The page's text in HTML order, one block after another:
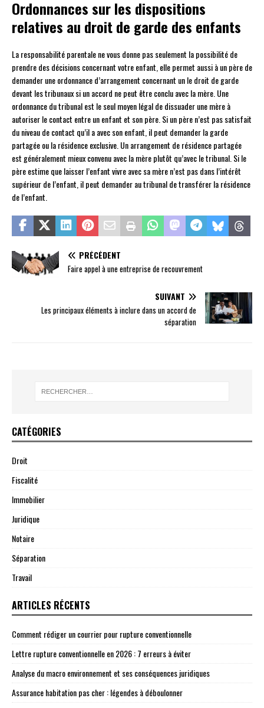
Ordonnances sur les dispositions
relatives au droit de garde des enfants
La responsabilité parentale ne vous donne pas seulement la possibilité de
prendre des décisions concernant votre enfant, elle permet aussi à un père de
demander une ordonnance d’arrangement concernant un le droit de garde
devant les tribunaux si un accord ne peut être conclu avec la mère. Une
ordonnance du tribunal est le seul moyen légal de dissuader une mère à
autoriser le contact entre un enfant et son père. Si un père n’est pas satisfait
du niveau de contact qu’il a avec son enfant, il peut demander la garde
partagée ou la résidence exclusive. Un arrangement de résidence partagée
est généralement mieux convenu avec la mère plutôt qu’avec le tribunal. Si le
père estime que laisser l’enfant vivre avec sa mère n’est pas dans l’intérêt
supérieur de l’enfant, il peut demander au tribunal de transférer la résidence
de l’enfant.
PRÉCÉDENT
Faire appel à une entreprise de recouvrement
SUIVANT
Les principaux éléments à inclure dans un accord de
séparation
CATÉGORIES
Droit
Fiscalité
Immobilier
Juridique
Notaire
Séparation
Travail
ARTICLES RÉCENTS
Comment rédiger un courrier pour rupture conventionnelle
Lettre rupture conventionnelle en 2026 : 7 erreurs à éviter
Analyse du macro environnement et ses conséquences juridiques
Assurance habitation pas cher : légendes à déboulonner